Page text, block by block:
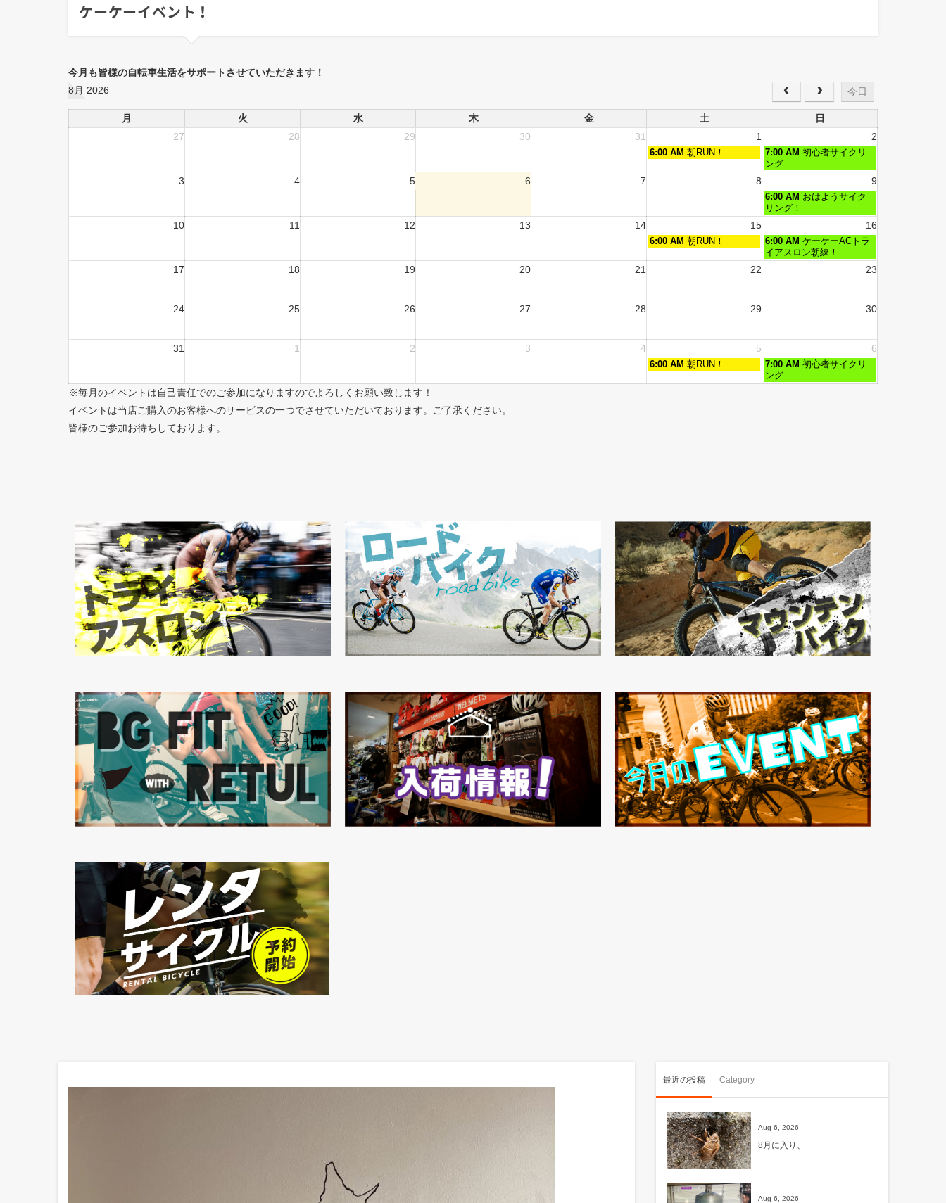
ケーケーイベント！
今月も皆様の自転車生活をサポートさせていただきます！
8月 2026
今日
月 火 水 木 金 土
日
27
28 29 30 31 1 2
6:00 AM 朝RUN！ 7:00 AM 初心者サイクリ
ング
3 4 5 6 7 8 9
6:00 AM おはようサイク
リング！
10 11 12 13 14 15 16
6:00 AM 朝RUN！ 6:00 AM ケーケーACトラ
イアスロン朝練！
17 18 19 20 21 22 23
24 25 26 27 28 29 30
31 1 2 3 4 5 6
6:00 AM 朝RUN！ 7:00 AM 初心者サイクリ
ング
※毎月のイベントは自己責任でのご参加になりますのでよろしくお願い致します！
イベントは当店ご購入のお客様へのサービスの一つでさせていただいております。ご了承ください。
皆様のご参加お待ちしております。
最近の投稿 Category
Aug 6, 2026
8月に入り、
Aug 6, 2026